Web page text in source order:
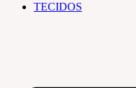
TECIDOS